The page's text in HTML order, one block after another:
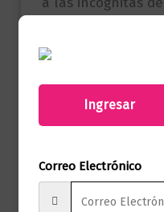
Ingresar
Correo Electrónico